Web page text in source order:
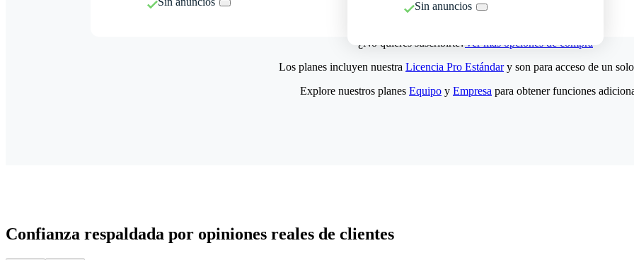
Sin anuncios
¿No quieres suscribirte?Ver más opciones de compra
Los planes incluyen nuestra Licencia Pro Estándary son para acceso de un
Explore nuestros planes Equipo y Empresa para obtener funciones
Confianza respaldada por opiniones reales de clientes